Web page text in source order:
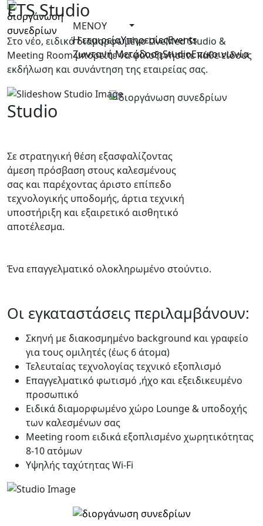
ΜΕΝΟΥ
Η εταιρείαΥπηρεσίεςEvents
Ζωντανή ΜετάδοσηStudioΕπικοινωνία
ETS Studio
Στο νέο, ειδικά διαμορφωμένο LiveMed Studio &
Meeting Room μπορείτε να φιλοξενήσετε κάθε είδους
εκδήλωση και συνάντηση της εταιρείας σας.
Studio
Σε στρατηγική θέση εξασφαλίζοντας
άμεση πρόσβαση στους καλεσμένους
σας και παρέχοντας άριστο επίπεδο
τεχνολογικής υποδομής, άρτια τεχνική
υποστήριξη και εξαιρετικό αισθητικό
αποτέλεσμα.
Ένα επαγγελματικό ολοκληρωμένο στούντιο.
Οι εγκαταστάσεις περιλαμβάνουν:
Σκηνή με διακοσμημένο background και γραφείο
για τους ομιλητές (έως 6 άτομα)
Τελευταίας τεχνολογίας τεχνικό εξοπλισμό
Επαγγελματικό φωτισμό ,ήχο και εξειδικευμένο
προσωπικό
Ειδικά διαμορφωμένο χώρο Lounge & υποδοχής
των καλεσμένων σας
Meeting room ειδικά εξοπλισμένο χωρητικότητας
8-10 ατόμων
Yψηλής ταχύτητας Wi-Fi